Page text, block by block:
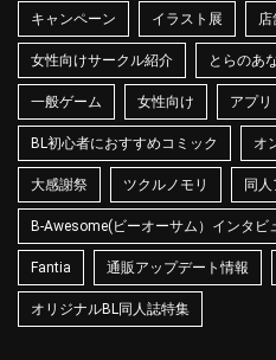
キャンペーン イラスト展 店
女性向けサークル紹介 とらのあ
一般ゲーム 女性向け アプリ
BL初心者におすすめコミック オ
大感謝祭 ツクルノモリ 同人
B-Awesome(ビーオーサム）インタビ
Fantia 通販アップデート情報
オリジナルBL同人誌特集